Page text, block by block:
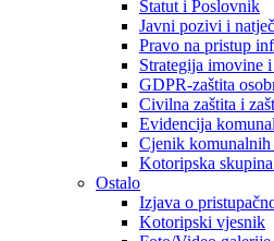
Statut i Poslovnik
Javni pozivi i
Pravo na pristup
Strategija imovine
GDPR-zaštita
Civilna zaštita i
Evidencija
Cjenik komunalnih
Kotoripska
Ostalo
Izjava o
Kotoripski vjesnik